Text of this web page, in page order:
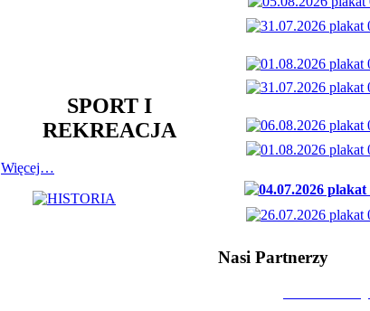
SPORT I
REKREACJA
Więcej…
Nasi Partnerzy